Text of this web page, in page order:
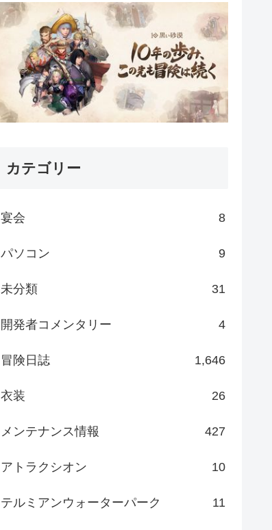
カテゴリー
宴会 8
パソコン 9
未分類 31
開発者コメンタリー 4
冒険日誌 1,646
衣装 26
メンテナンス情報 427
アトラクシオン 10
テルミアンウォーターパーク 11